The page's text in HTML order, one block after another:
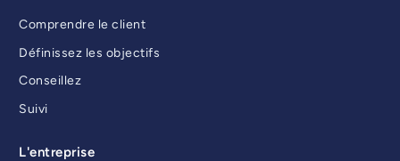
Comprendre le client
Définissez les objectifs
Conseillez
Suivi
L'entreprise